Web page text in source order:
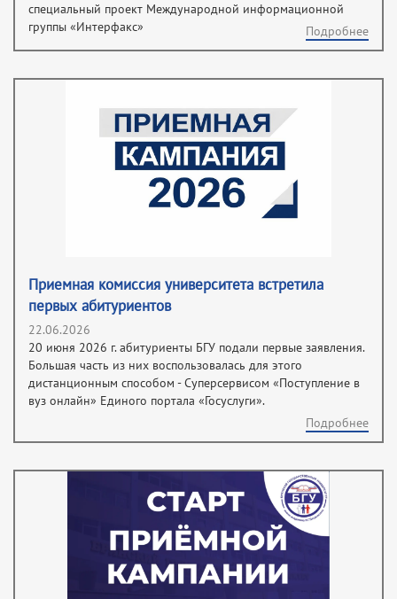
специальный проект Международной информационной
группы «Интерфакс»
Подробнее
Приемная комиссия университета встретила
первых абитуриентов
22.06.2026
20 июня 2026 г. абитуриенты БГУ подали первые заявления.
Большая часть из них воспользовалась для этого
дистанционным способом - Суперсервисом «Поступление в
вуз онлайн» Единого портала «Госуслуги».
Подробнее